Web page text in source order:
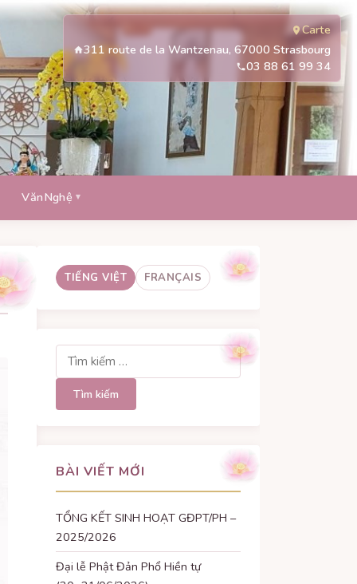
Carte
311 route de la Wantzenau, 67000 Strasbourg
03 88 61 99 34
VănNghệ
TIẾNG VIỆT FRANÇAIS
Tìm
kiếm
cho:
BÀI VIẾT MỚI
TỔNG KẾT SINH HOẠT GĐPT/PH –
2025/2026
Đại lễ Phật Đản Phổ Hiền tự